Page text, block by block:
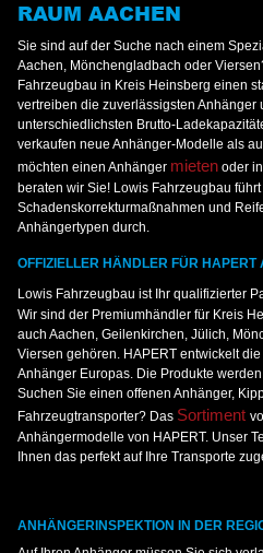
RAUM AACHEN
Sie sind auf der Suche nach einem
Aachen, Mönchengladbach oder
Fahrzeugbau in Kreis Heinsberg einen
vertreiben die zuverlässigsten Anhänger
unterschiedlichsten Brutto-
verkaufen neue Anhänger-Modelle als
möchten einen Anhänger mieten oder
beraten wir Sie! Lowis Fahrzeugbau
Schadenskorrekturmaßnahmen und
Anhängertypen durch.
OFFIZIELLER HÄNDLER FÜR HAPERT
Lowis Fahrzeugbau ist Ihr qualifizierter
Wir sind der Premiumhändler für Kreis
auch Aachen, Geilenkirchen, Jülich,
Viersen gehören. HAPERT entwickelt
Anhänger Europas. Die Produkte
Suchen Sie einen offenen Anhänger,
Fahrzeugtransporter? Das Sortiment
Anhängermodelle von HAPERT. Unser
Ihnen das perfekt auf Ihre Transporte
ANHÄNGERINSPEKTION IN DER